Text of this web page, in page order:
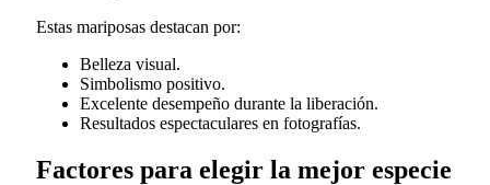
Estas mariposas destacan por:
Belleza visual.
Simbolismo positivo.
Excelente desempeño durante la liberación.
Resultados espectaculares en fotografías.
Factores para elegir la mejor especie